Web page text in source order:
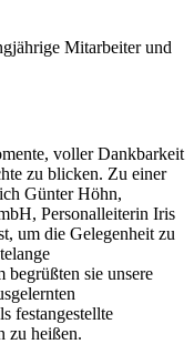
Mitarbeiter und
voller Dankbarkeit
zu blicken. Zu einer
Günter Höhn,
Personalleiterin Iris
um die Gelegenheit zu
begrüßten sie unsere
festangestellte
zu heißen.